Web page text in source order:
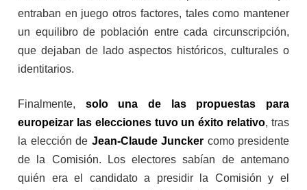
entraban en juego otros factores, tales como mantener
un equilibro de población entre cada circunscripción,
que dejaban de lado aspectos históricos, culturales o
identitarios.
Finalmente, solo una de las propuestas para
europeizar las elecciones tuvo un éxito relativo, tras
la elección de Jean-Claude Juncker como presidente
de la Comisión. Los electores sabían de antemano
quién era el candidato a presidir la Comisión y el